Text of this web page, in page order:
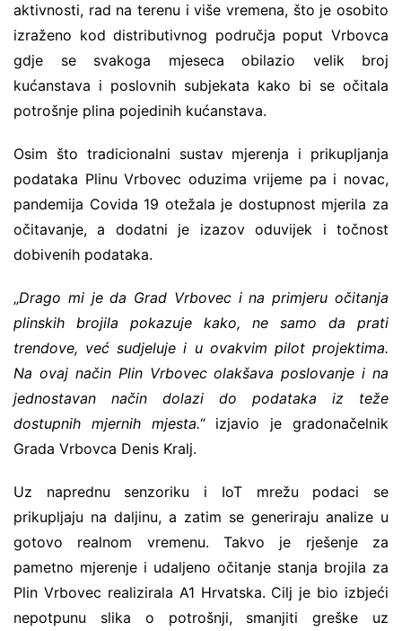
aktivnosti, rad na terenu i više vremena, što je osobito
izraženo kod distributivnog područja poput Vrbovca
gdje se svakoga mjeseca obilazio velik broj
kućanstava i poslovnih subjekata kako bi se očitala
potrošnje plina pojedinih kućanstava.
Osim što tradicionalni sustav mjerenja i prikupljanja
podataka Plinu Vrbovec oduzima vrijeme pa i novac,
pandemija Covida 19 otežala je dostupnost mjerila za
očitavanje, a dodatni je izazov oduvijek i točnost
dobivenih podataka.
„Drago mi je da Grad Vrbovec i na primjeru očitanja
plinskih brojila pokazuje kako, ne samo da prati
trendove, već sudjeluje i u ovakvim pilot projektima.
Na ovaj način Plin Vrbovec olakšava poslovanje i na
jednostavan način dolazi do podataka iz teže
dostupnih mjernih mjesta.“ izjavio je gradonačelnik
Grada Vrbovca Denis Kralj.
Uz naprednu senzoriku i IoT mrežu podaci se
prikupljaju na daljinu, a zatim se generiraju analize u
gotovo realnom vremenu. Takvo je rješenje za
pametno mjerenje i udaljeno očitanje stanja brojila za
Plin Vrbovec realizirala A1 Hrvatska. Cilj je bio izbjeći
nepotpunu slika o potrošnji, smanjiti greške uz